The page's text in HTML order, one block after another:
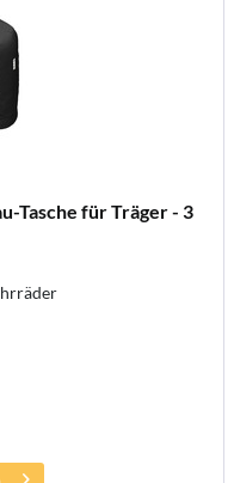
Tasche für Träger - 3